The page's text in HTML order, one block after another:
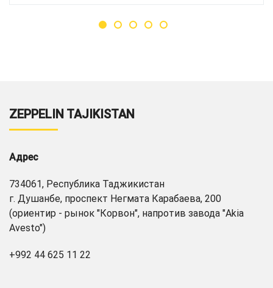
ZEPPELIN TAJIKISTAN
Адрес
734061, Республика Таджикистан
г. Душанбе, проспект Негмата Карабаева, 200
(ориентир - рынок "Корвон", напротив завода "Akia
Avesto")
+992 44 625 11 22